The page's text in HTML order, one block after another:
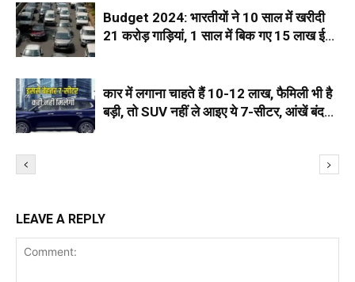
Budget 2024: भारतीयों ने 10 साल में खरीदी
21 करोड़ गाड़ियां, 1 साल में बिक गए 15 लाख ई-
कार में लगाना चाहते हैं 10-12 लाख, फैमिली भी है
बड़ी, तो SUV नहीं ले आइए ये 7-सीटर, आंखें बंद
LEAVE A REPLY